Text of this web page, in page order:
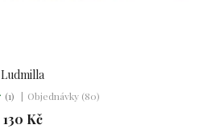
Ludmilla
(1) Objednávky (80)
130 Kč